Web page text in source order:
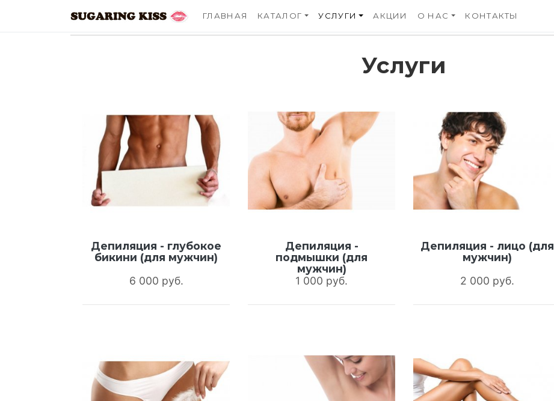
Sugaring Kiss - на Главную
ГЛАВНАЯ КАТАЛОГ УСЛУГИ АКЦИИ О НАС КОНТАКТЫ
Услуги
Депиляция - глубокое
бикини (для мужчин)
6 000 руб.
Депиляция -
подмышки (для
мужчин)
1 000 руб.
Депиляция - лицо (для
мужчин)
2 000 руб.